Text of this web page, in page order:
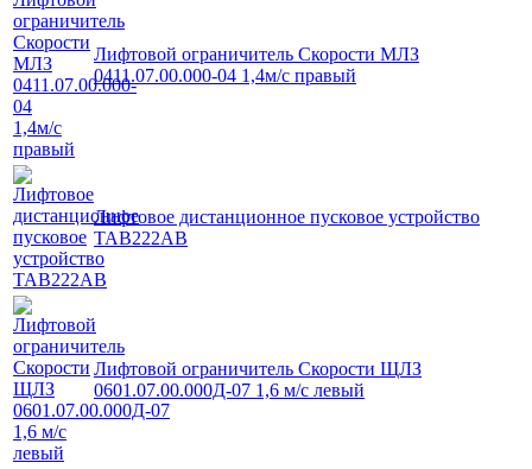
Лифтовой ограничитель Скорости МЛЗ
0411.07.00.000-04 1,4м/с правый
Лифтовое дистанционное пусковое устройство
TAB222АВ
Лифтовой ограничитель Скорости ЩЛЗ
0601.07.00.000Д-07 1,6 м/с левый